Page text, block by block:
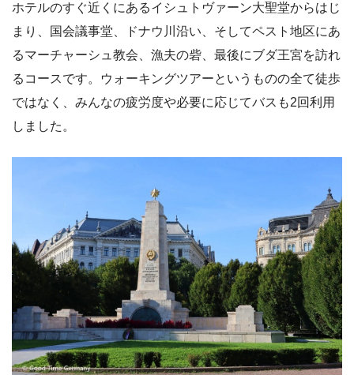
ホテルのすぐ近くにあるイシュトヴァーン大聖堂からはじ
まり、国会議事堂、ドナウ川沿い、そしてペスト地区にあ
るマーチャーシュ教会、漁夫の砦、最後にブダ王宮を訪れ
るコースです。ウォーキングツアーというものの全て徒歩
ではなく、みんなの疲労度や必要に応じてバスも2回利用
しました。